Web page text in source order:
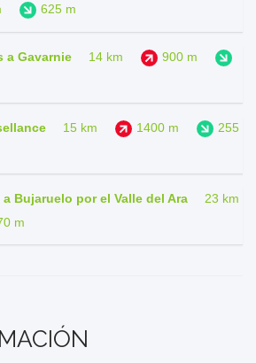
625 m
a Gavarnie 14 km
900 m
15 km 1400 m
255
Bujaruelo por el Valle del Ara
23 km
m